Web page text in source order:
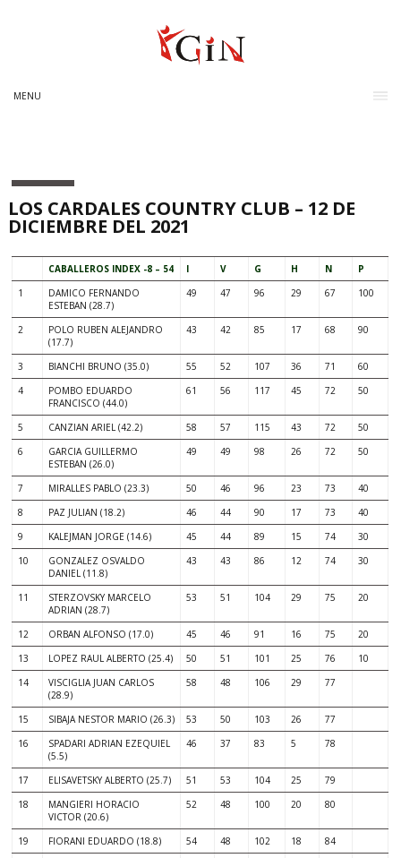
MENU
LOS CARDALES COUNTRY CLUB – 12 DE
DICIEMBRE DEL 2021
CABALLEROS INDEX -8 – 54 I V G H N
P
1
DAMICO FERNANDO
ESTEBAN (28.7)
49 47 96 29 67 100
2
POLO RUBEN ALEJANDRO
(17.7)
43 42 85 17 68 90
3 BIANCHI BRUNO (35.0) 55 52 107 36 71
60
4
POMBO EDUARDO
FRANCISCO (44.0)
61 56 117 45 72 50
5 CANZIAN ARIEL (42.2) 58 57 115 43 72
50
6
GARCIA GUILLERMO
ESTEBAN (26.0)
49 49 98 26 72 50
7 MIRALLES PABLO (23.3) 50 46 96 23 73
40
8
PAZ JULIAN (18.2) 46 44 90 17 73
40
9
KALEJMAN JORGE (14.6) 45 44 89 15 74
30
10
GONZALEZ OSVALDO
DANIEL (11.8)
43 43 86 12 74 30
11
STERZOVSKY MARCELO
ADRIAN (28.7)
53 51 104 29 75 20
12 ORBAN ALFONSO (17.0) 45 46 91 16 75
20
13
LOPEZ RAUL ALBERTO (25.4) 50 51 101 25 76
10
14
VISCIGLIA JUAN CARLOS
(28.9)
58 48 106 29 77
15 SIBAJA NESTOR MARIO (26.3) 53 50 103 26
77
16
SPADARI ADRIAN EZEQUIEL
(5.5)
46 37 83 5 78
17 ELISAVETSKY ALBERTO (25.7) 51 53 104 25
79
18
MANGIERI HORACIO
VICTOR (20.6)
52 48 100 20 80
19 FIORANI EDUARDO (18.8) 54 48 102 18
84